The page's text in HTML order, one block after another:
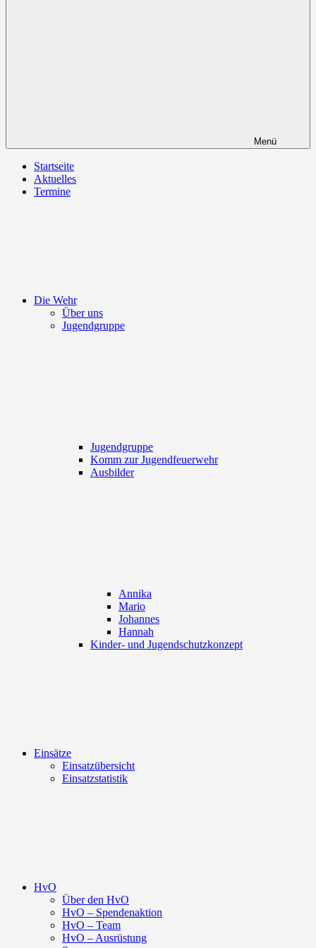
Menü
Startseite
Aktuelles
Termine
Die Wehr
Über uns
Jugendgruppe
Jugendgruppe
Komm zur Jugendfeuerwehr
Ausbilder
Annika
Mario
Johannes
Hannah
Kinder- und Jugendschutzkonzept
Einsätze
Einsatzübersicht
Einsatzstatistik
HvO
Über den HvO
HvO – Spendenaktion
HvO – Team
HvO – Ausrüstung